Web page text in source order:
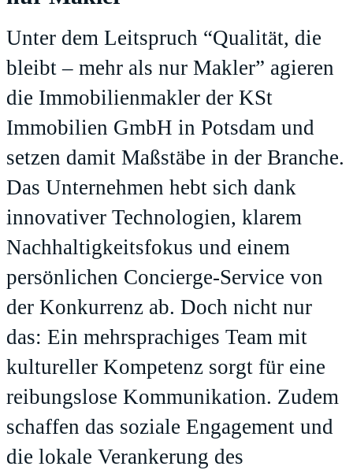
Unter dem Leitspruch “Qualität, die
bleibt – mehr als nur Makler” agieren
die Immobilienmakler der KSt
Immobilien GmbH in Potsdam und
setzen damit Maßstäbe in der Branche.
Das Unternehmen hebt sich dank
innovativer Technologien, klarem
Nachhaltigkeitsfokus und einem
persönlichen Concierge-Service von
der Konkurrenz ab. Doch nicht nur
das: Ein mehrsprachiges Team mit
kultureller Kompetenz sorgt für eine
reibungslose Kommunikation. Zudem
schaffen das soziale Engagement und
die lokale Verankerung des